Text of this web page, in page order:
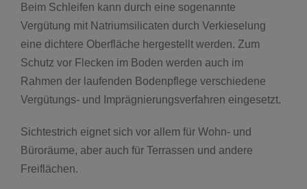
Beim Schleifen kann durch eine sogenannte
Vergütung mit Natriumsilicaten durch Verkieselung
eine dichtere Oberfläche hergestellt werden. Zum
Schutz vor Flecken im Boden werden auch im
Rahmen der laufenden Bodenpflege verschiedene
Vergütungs- und Imprägnierungsverfahren eingesetzt.
Sichtestrich eignet sich vor allem für Wohn- und
Büroräume, aber auch für Terrassen und andere
Freiflächen.